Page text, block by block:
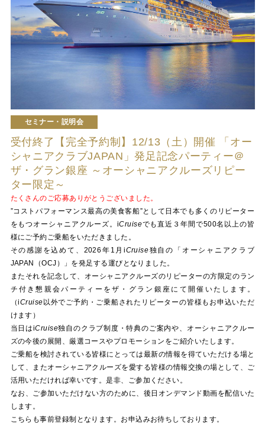
セミナー・説明会
受付終了【完全予約制】12/13（土）開催 「オー
シャニアクラブJAPAN」発足記念パーティー＠
ザ・グラン銀座 ～オーシャニアクルーズリピー
ター限定～
たくさんのご応募ありがとうございました。
”コストパフォーマンス最高の美食客船”として日本でも多くのリピーター
をもつオーシャニアクルーズ。 iCruiseでも直近３年間で500名以上の皆
様にご予約ご乗船をいただきました。
その感謝を込めて、2026年1月iCruise独自の「オーシャニアクラブ
JAPAN（OCJ）」を発足する運びとなりました。
またそれを記念して、オーシャニアクルーズのリピーターの方限定のラン
チ付き懇親会パーティーをザ・グラン銀座にて開催いたします。
（iCruise以外でご予約・ご乗船されたリピーターの皆様もお申込いただ
けます）
当日はiCruise独自のクラブ制度・特典のご案内や、オーシャニアクルー
ズの今後の展開、厳選コースやプロモーションをご紹介いたします。
ご乗船を検討されている皆様にとっては最新の情報を得ていただける場と
して、またオーシャニアクルーズを愛する皆様の情報交換の場として、ご
活用いただければ幸いです。是非、ご参加ください。
なお、ご参加いただけない方のために、後日オンデマンド動画を配信いた
します。
こちらも事前登録制となります。お申込みお待ちしております。